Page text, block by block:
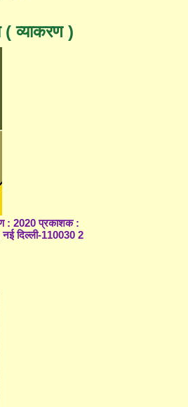
( व्याकरण )
: 2020 प्रकाशक :
दिल्ली-110030 2